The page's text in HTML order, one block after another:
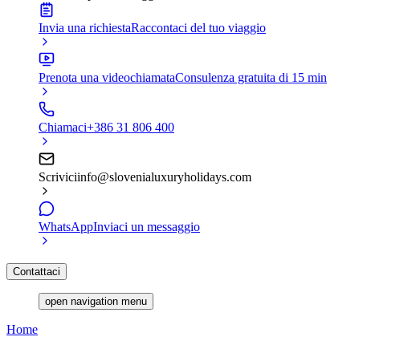
Invia una richiestaRaccontaci del tuo viaggio
Prenota una videochiamataConsulenza gratuita di 15 min
Chiamaci+386 31 806 400
Scriviciinfo@slovenialuxuryholidays.com
WhatsAppInviaci un messaggio
Contattaci
open navigation menu
Home